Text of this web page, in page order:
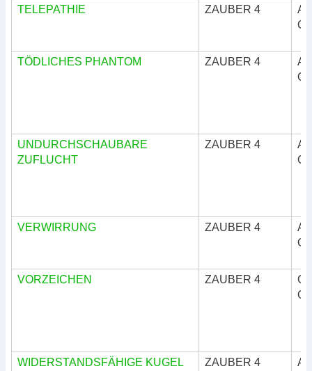
TELEPATHIE ZAUBER 4
TÖDLICHES PHANTOM ZAUBER 4
UNDURCHSCHAUBARE
ZUFLUCHT
ZAUBER 4
VERWIRRUNG ZAUBER 4
VORZEICHEN ZAUBER 4
WIDERSTANDSFÄHIGE KUGEL ZAUBER 4